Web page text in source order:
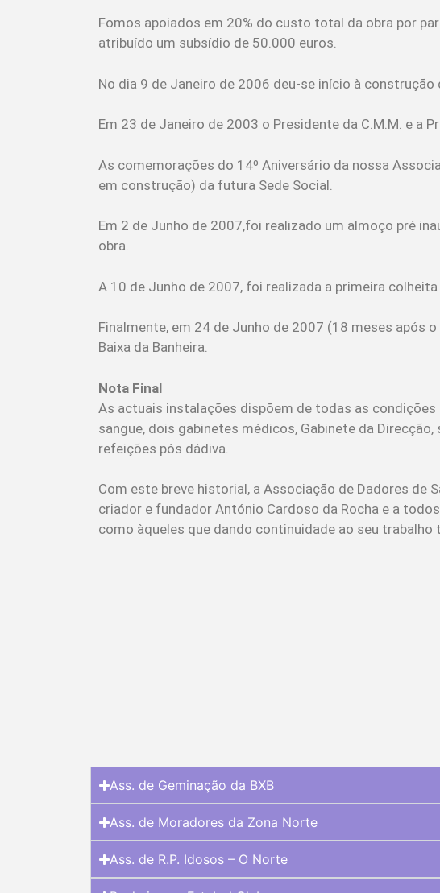
Fomos apoiados em 20% do custo total da obra por
atribuído um subsídio de 50.000 euros.
No dia 9 de Janeiro de 2006 deu-se início à construção
Em 23 de Janeiro de 2003 o Presidente da C.M.M. e a
As comemorações do 14º Aniversário da nossa
em construção) da futura Sede Social.
Em 2 de Junho de 2007,foi realizado um almoço pré
obra.
A 10 de Junho de 2007, foi realizada a primeira
Finalmente, em 24 de Junho de 2007 (18 meses após
Baixa da Banheira.
Nota Final
As actuais instalações dispõem de todas as
sangue, dois gabinetes médicos, Gabinete da
refeições pós dádiva.
Com este breve historial, a Associação de Dadores de
criador e fundador António Cardoso da Rocha e a
como àqueles que dando continuidade ao seu
Ass. de Geminação da BXB
Ass. de Moradores da Zona Norte
Ass. de R.P. Idosos – O Norte